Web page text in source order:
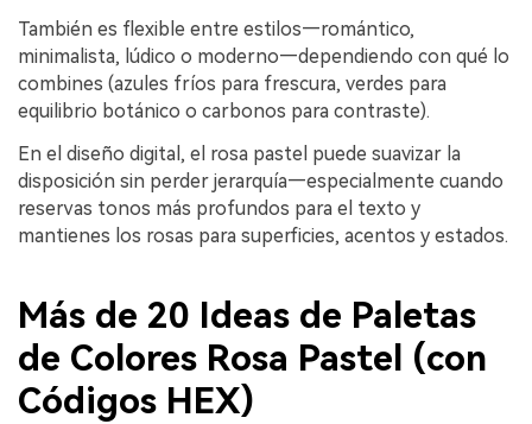
También es flexible entre estilos—romántico,
minimalista, lúdico o moderno—dependiendo con qué lo
combines (azules fríos para frescura, verdes para
equilibrio botánico o carbonos para contraste).
En el diseño digital, el rosa pastel puede suavizar la
disposición sin perder jerarquía—especialmente cuando
reservas tonos más profundos para el texto y
mantienes los rosas para superficies, acentos y estados.
Más de 20 Ideas de Paletas
de Colores Rosa Pastel (con
Códigos HEX)